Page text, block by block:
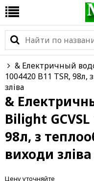
& Електричный
1004420 B11 TSR,
зліва
&
Bilight GCVSL
98л, з
виходи зліва
Цену уточняйте